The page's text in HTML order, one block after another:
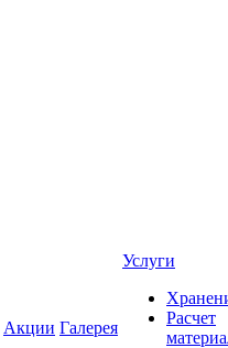
Акции Галерея
Услуги
Расчет